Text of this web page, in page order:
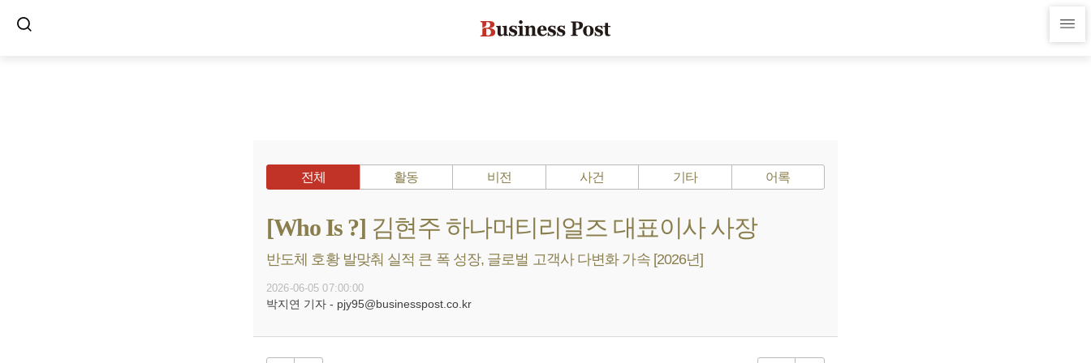
전체 활동 비전 사건 기타 어록
[Who Is ?] 김현주 하나머티리얼즈 대표이사 사장
반도체 호황 발맞춰 실적 큰 폭 성장, 글로벌 고객사 다변화 가속 [2026년]
2026-06-05 07:00:00
박지연 기자 - pjy95@businesspost.co.kr